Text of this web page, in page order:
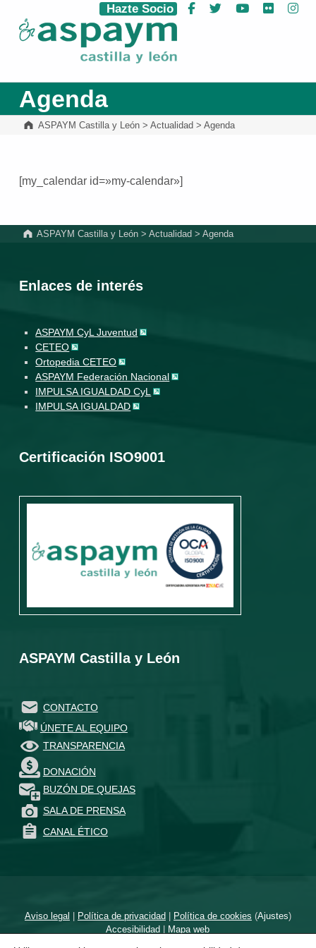
ASPAYM Castilla y León
Hazte Socio Facebook
Twitter YouTube
Flickr
Agenda
ASPAYM Castilla y León> Actualidad > Agenda
[my_calendar id=»my-calendar»]
ASPAYM Castilla y León >Actualidad >Agenda
Enlaces de interés
ASPAYM CyL Juventud
CETEO
Ortopedia CETEO
ASPAYM Federación Nacional
IMPULSA IGUALDAD CyL
IMPULSA IGUALDAD
Certificación ISO9001
ASPAYM Castilla y León
CONTACTO
ÚNETE AL EQUIPO
TRANSPARENCIA
DONACIÓN
BUZÓN DE QUEJAS
SALA DE PRENSA
CANAL ÉTICO
Aviso legal | Política de privacidad| Política de cookies (Ajustes)
Accesibilidad | Mapa web